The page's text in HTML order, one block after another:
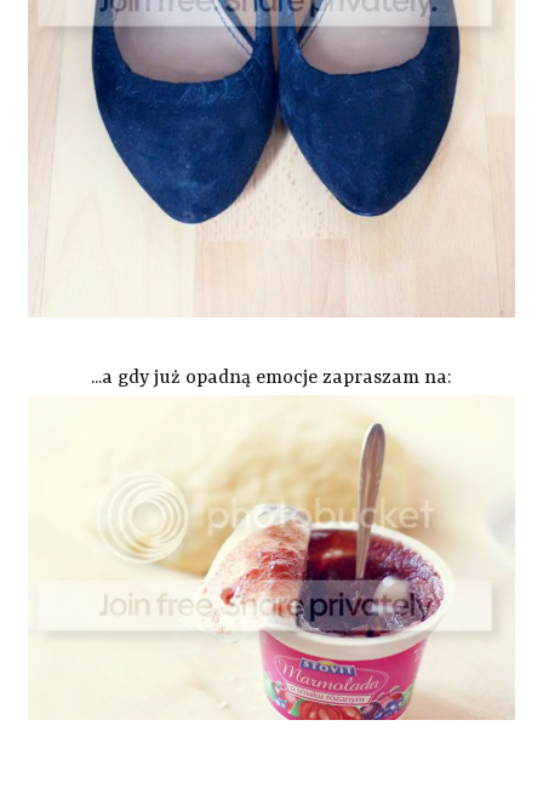
...a gdy już opadną emocje zapraszam na: